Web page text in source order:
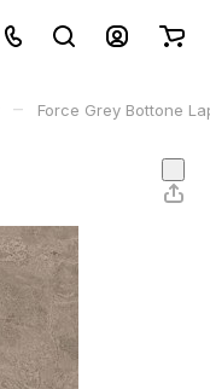
– Force Grey Bottone